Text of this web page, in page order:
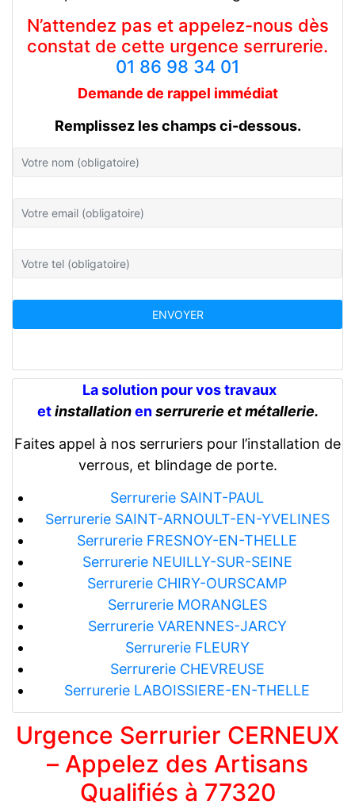
N’attendez pas et appelez-nous dès
constat de cette urgence serrurerie.
01 86 98 34 01
Demande de rappel immédiat
Remplissez les champs ci-dessous.
La solution pour vos travaux
etinstallationenserrurerie et métallerie.
Faites appel à nos serruriers pour l’installation de
verrous, et blindage de porte.
Serrurerie SAINT-PAUL
Serrurerie SAINT-ARNOULT-EN-YVELINES
Serrurerie FRESNOY-EN-THELLE
Serrurerie NEUILLY-SUR-SEINE
Serrurerie CHIRY-OURSCAMP
Serrurerie MORANGLES
Serrurerie VARENNES-JARCY
Serrurerie FLEURY
Serrurerie CHEVREUSE
Serrurerie LABOISSIERE-EN-THELLE
Urgence Serrurier CERNEUX
– Appelez des Artisans
Qualifiés à 77320